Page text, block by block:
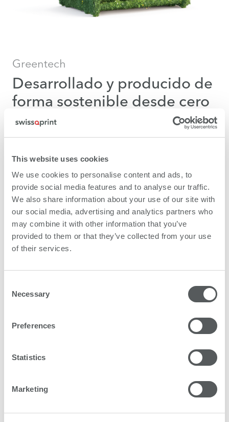
This website uses cookies
We use cookies to personalise content and ads, to
provide social media features and to analyse our traffic.
We also share information about your use of our site with
our social media, advertising and analytics partners who
may combine it with other information that you’ve
provided to them or that they’ve collected from your use
of their services.
Selection
Necessary
Preferences
Statistics
Marketing
Greentech
Desarrollado y producido de
forma sostenible desde cero
La sostenibilidad llevada a la práctica es nuestra base
medio ambiente y con una tecnología sostenible.
¿Qué conseguirá su empresa con esto?